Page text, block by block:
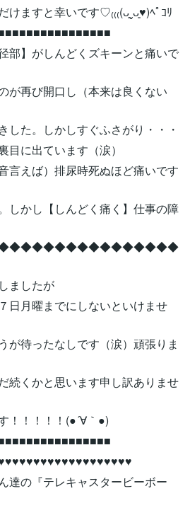
ますと幸いです♡₍₍₍(ᴗ͈ˬᴗ͈♥︎)ﾍﾟｺﾘ
部】がしんどくズキーンと痛いで
が再び開口し（本来は良くない
した。しかしすぐふさがり・・・
目に出ています（涙）
言えば）排尿時死ぬほど痛いです
しかし【しんどく痛く】仕事の障
ましたが
日月曜までにしないといけませ
が待ったなしです（涙）頑張りま
続くかと思います申し訳ありませ
！！！！！(●´∀｀●)
達の『テレキャスタービーボー